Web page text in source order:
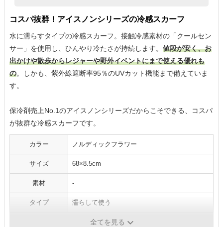
コスパ抜群！アイスノンシリーズの冷感スカーフ
水に濡らすタイプの冷感スカーフ。接触冷感素材の「クールセン
サー」を使用し、ひんやり冷たさが持続します。 値段が安く、お
出かけや散歩からレジャーや野外イベントにまで使える優れも
の。しかも、紫外線遮断率95％のUVカット機能まで備えていま
す。
保冷剤売上No.1のアイスノンシリーズだからこそできる、コスパ
が抜群な冷感スカーフです。
カラー ノルディックフラワー
サイズ 68×8.5cm
素材 ‐
タイプ 濡らして使う
ドライクリーニングのみ
全てを見る